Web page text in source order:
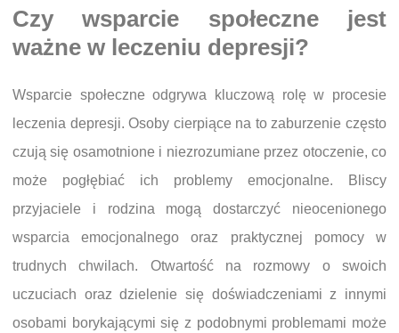
Czy wsparcie społeczne jest
ważne w leczeniu depresji?
Wsparcie społeczne odgrywa kluczową rolę w procesie
leczenia depresji. Osoby cierpiące na to zaburzenie często
czują się osamotnione i niezrozumiane przez otoczenie, co
może pogłębiać ich problemy emocjonalne. Bliscy
przyjaciele i rodzina mogą dostarczyć nieocenionego
wsparcia emocjonalnego oraz praktycznej pomocy w
trudnych chwilach. Otwartość na rozmowy o swoich
uczuciach oraz dzielenie się doświadczeniami z innymi
osobami borykającymi się z podobnymi problemami może